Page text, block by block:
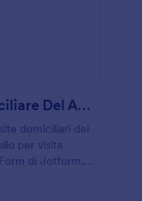
Checklist Per Visita Domiciliare Del Assistente Sociale
domiciliari dei
per visita
di Jotform,